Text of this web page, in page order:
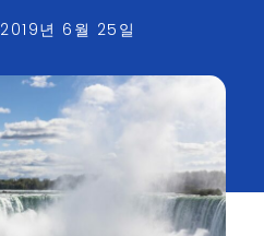
2019년 6월 25일